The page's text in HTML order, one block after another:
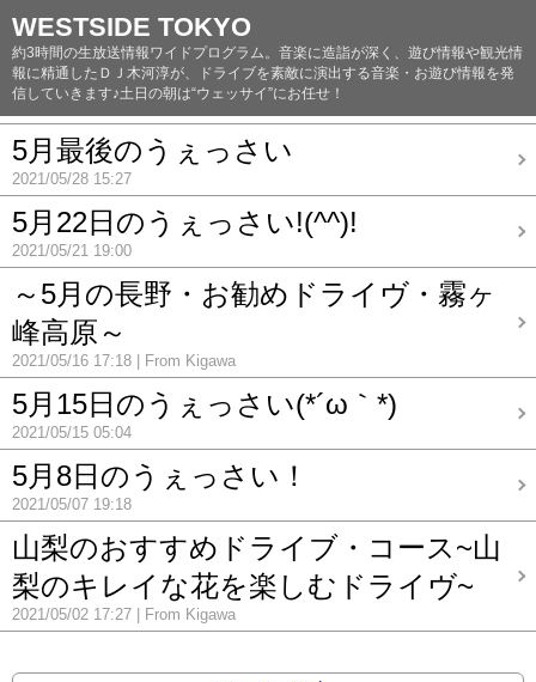
WESTSIDE TOKYO
約3時間の生放送情報ワイドプログラム。音楽に造詣が深く、遊び情報や観光情
報に精通したＤＪ木河淳が、ドライブを素敵に演出する音楽・お遊び情報を発
信していきます♪土日の朝は“ウェッサイ”にお任せ！
5月最後のうぇっさい
2021/05/28 15:27
5月22日のうぇっさい!(^^)!
2021/05/21 19:00
～5月の長野・お勧めドライヴ・霧ヶ
峰高原～
2021/05/16 17:18 From Kigawa
5月15日のうぇっさい(*´ω｀*)
2021/05/15 05:04
5月8日のうぇっさい！
2021/05/07 19:18
山梨のおすすめドライブ・コース~山
梨のキレイな花を楽しむドライヴ~
2021/05/02 17:27 From Kigawa